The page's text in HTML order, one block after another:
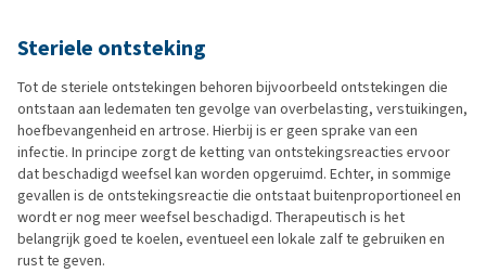
Steriele ontsteking
Tot de steriele ontstekingen behoren bijvoorbeeld ontstekingen die
ontstaan aan ledematen ten gevolge van overbelasting, verstuikingen,
hoefbevangenheid en artrose. Hierbij is er geen sprake van een
infectie. In principe zorgt de ketting van ontstekingsreacties ervoor
dat beschadigd weefsel kan worden opgeruimd. Echter, in sommige
gevallen is de ontstekingsreactie die ontstaat buitenproportioneel en
wordt er nog meer weefsel beschadigd. Therapeutisch is het
belangrijk goed te koelen, eventueel een lokale zalf te gebruiken en
rust te geven.